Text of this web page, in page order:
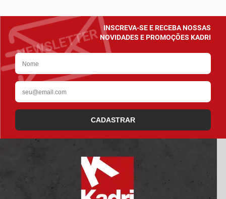
INSCREVA-SE E RECEBA NOSSAS
NOVIDADES E PROMOÇÕES KADRI
CADASTRAR